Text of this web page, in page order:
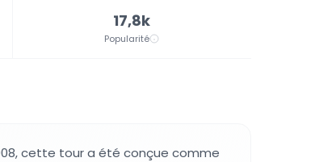
17,8k
Popularité
cette tour a été conçue comme